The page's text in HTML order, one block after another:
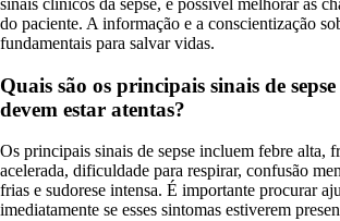
sinais clínicos da sepse, é possível melhorar as
do paciente. A informação e a conscientização
fundamentais para salvar vidas.
Quais são os principais sinais de sepse
devem estar atentas?
Os principais sinais de sepse incluem febre alta,
acelerada, dificuldade para respirar, confusão
frias e sudorese intensa. É importante procurar
imediatamente se esses sintomas estiverem